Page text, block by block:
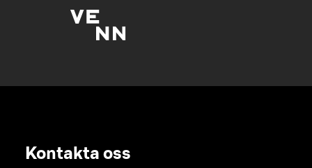
Kontakta oss